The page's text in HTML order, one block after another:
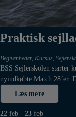
Praktisk
Begivenheder, Kursus,
BSS Sejlerskolen starter
nyindkøbte Match 28´er.
Læs mere
22 feb - 23 feb